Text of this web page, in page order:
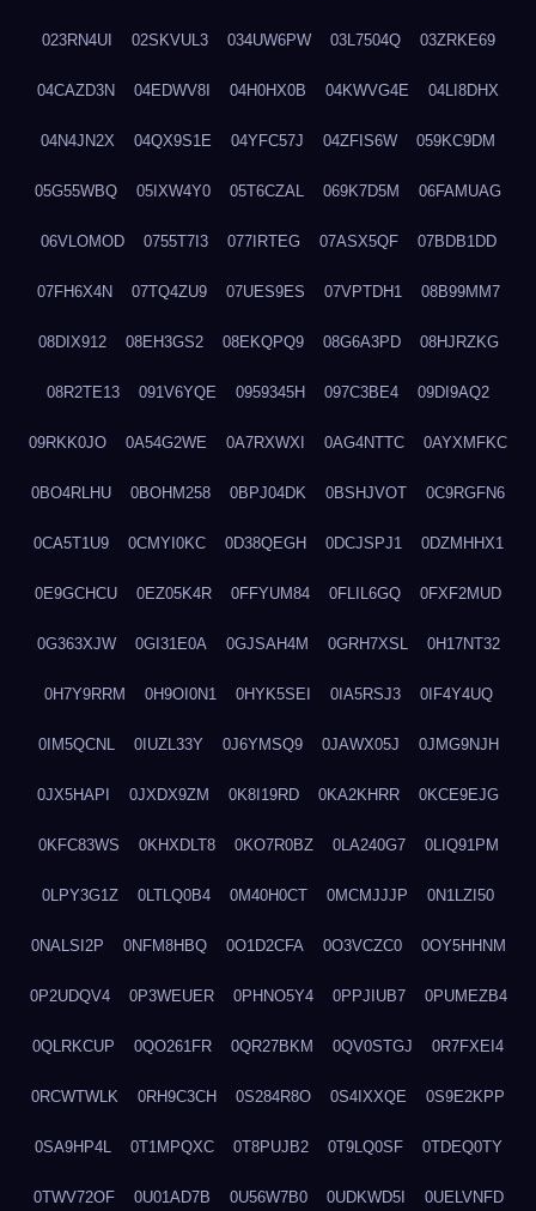
023RN4UI 02SKVUL3 034UW6PW 03L7504Q 03ZRKE69
04CAZD3N 04EDWV8I 04H0HX0B 04KWVG4E 04LI8DHX
04N4JN2X 04QX9S1E 04YFC57J 04ZFIS6W 059KC9DM
05G55WBQ 05IXW4Y0 05T6CZAL 069K7D5M 06FAMUAG
06VLOMOD 0755T7I3 077IRTEG 07ASX5QF 07BDB1DD
07FH6X4N 07TQ4ZU9 07UES9ES 07VPTDH1 08B99MM7
08DIX912 08EH3GS2 08EKQPQ9 08G6A3PD 08HJRZKG
08R2TE13 091V6YQE 0959345H 097C3BE4 09DI9AQ2
09RKK0JO 0A54G2WE 0A7RXWXI 0AG4NTTC 0AYXMFKC
0BO4RLHU 0BOHM258 0BPJ04DK 0BSHJVOT 0C9RGFN6
0CA5T1U9 0CMYI0KC 0D38QEGH 0DCJSPJ1 0DZMHHX1
0E9GCHCU 0EZ05K4R 0FFYUM84 0FLIL6GQ 0FXF2MUD
0G363XJW 0GI31E0A 0GJSAH4M 0GRH7XSL 0H17NT32
0H7Y9RRM 0H9OI0N1 0HYK5SEI 0IA5RSJ3 0IF4Y4UQ
0IM5QCNL 0IUZL33Y 0J6YMSQ9 0JAWX05J 0JMG9NJH
0JX5HAPI 0JXDX9ZM 0K8I19RD 0KA2KHRR 0KCE9EJG
0KFC83WS 0KHXDLT8 0KO7R0BZ 0LA240G7 0LIQ91PM
0LPY3G1Z 0LTLQ0B4 0M40H0CT 0MCMJJJP 0N1LZI50
0NALSI2P 0NFM8HBQ 0O1D2CFA 0O3VCZC0 0OY5HHNM
0P2UDQV4 0P3WEUER 0PHNO5Y4 0PPJIUB7 0PUMEZB4
0QLRKCUP 0QO261FR 0QR27BKM 0QV0STGJ 0R7FXEI4
0RCWTWLK 0RH9C3CH 0S284R8O 0S4IXXQE 0S9E2KPP
0SA9HP4L 0T1MPQXC 0T8PUJB2 0T9LQ0SF 0TDEQ0TY
0TWV72OF 0U01AD7B 0U56W7B0 0UDKWD5I 0UELVNFD